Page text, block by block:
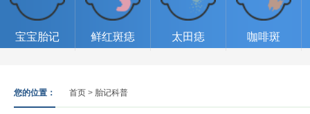
宝宝胎记 鲜红斑痣 太田痣 咖啡斑
您的位置： 首页 > 胎记科普